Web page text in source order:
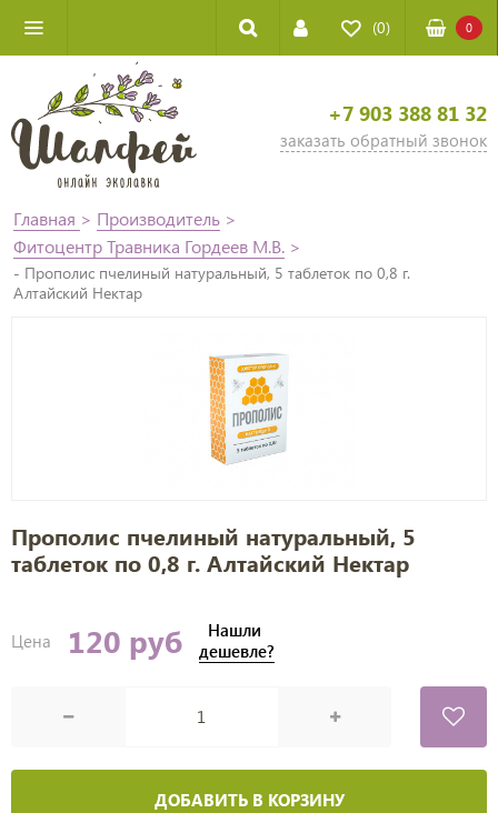
(0) 0
+7 903 388 81 32
заказать обратный звонок
Главная > Производитель >
Фитоцентр Травника Гордеев М.В. >
- Прополис пчелиный натуральный, 5 таблеток по 0,8 г.
Алтайский Нектар
Прополис пчелиный натуральный, 5
таблеток по 0,8 г. Алтайский Нектар
Цена 120 руб
Нашли
дешевле?
ДОБАВИТЬ В КОРЗИНУ